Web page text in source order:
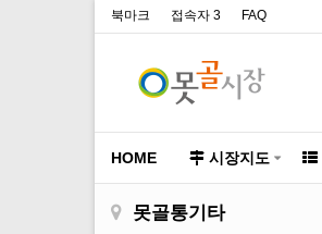
북마크 접속자 3 FAQ
HOME 시장지도
못골통기타